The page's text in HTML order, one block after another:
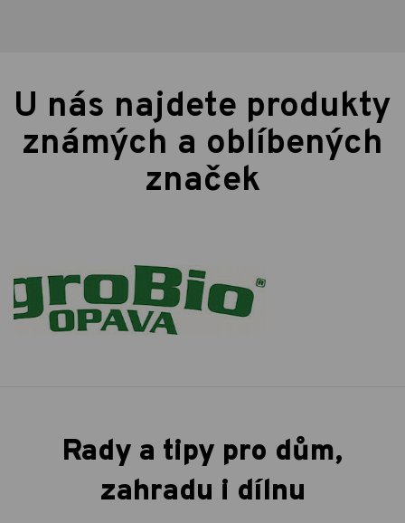
U nás najdete produkty
známých a oblíbených
značek
Rady a tipy pro dům,
zahradu i dílnu